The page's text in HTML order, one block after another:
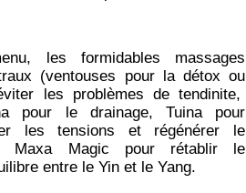
les formidables massages
(ventouses pour la détox ou
les problèmes de tendinite,
pour le drainage, Tuina pour
les tensions et régénérer le
Maxa Magic pour rétablir le
entre le Yin et le Yang.